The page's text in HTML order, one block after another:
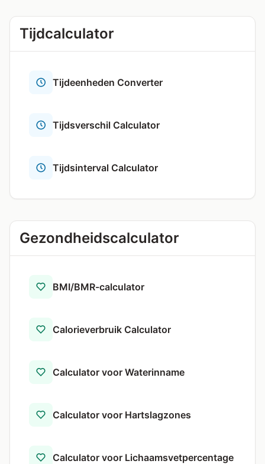
Tijdcalculator
Tijdeenheden Converter
Tijdsverschil Calculator
Tijdsinterval Calculator
Gezondheidscalculator
BMI/BMR-calculator
Calorieverbruik Calculator
Calculator voor Waterinname
Calculator voor Hartslagzones
Calculator voor Lichaamsvetpercentage